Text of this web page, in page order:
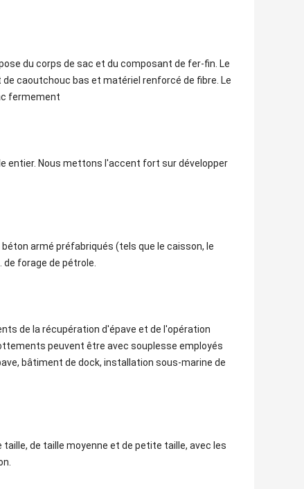
du corps de sac et du composant de fer-fin. Le
caoutchouc bas et matériel renforcé de fibre. Le
fermement
entier. Nous mettons l'accent fort sur développer
armé préfabriqués (tels que le caisson, le
forage de pétrole.
de la récupération d'épave et de l'opération
peuvent être avec souplesse employés
bâtiment de dock, installation sous-marine de
de taille moyenne et de petite taille, avec les